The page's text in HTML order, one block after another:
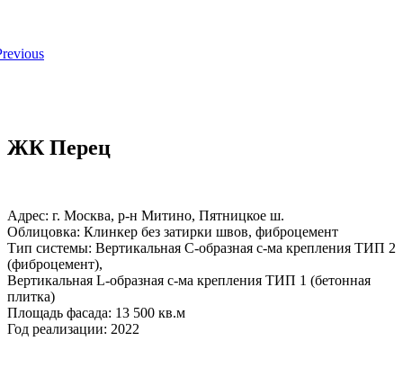
ЖК Перец
Адрес: г. Москва, р-н Митино, Пятницкое ш.
Облицовка: Клинкер без затирки швов, фиброцемент
Тип системы: Вертикальная С-образная с-ма крепления ТИП 2
(фиброцемент),
Вертикальная L-образная с-ма крепления ТИП 1 (бетонная
плитка)
Площадь фасада: 13 500 кв.м
Год реализации: 2022